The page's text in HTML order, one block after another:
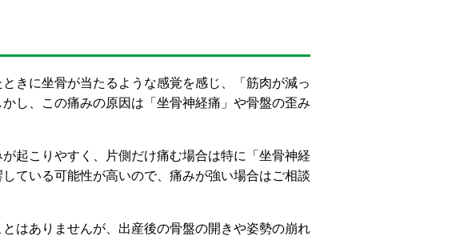
きに坐骨が当たるような感覚を感じ、「筋肉が減っ
し、この痛みの原因は「坐骨神経痛」や骨盤の歪み
起こりやすく、片側だけ痛む場合は特に「坐骨神経
ている可能性が高いので、痛みが強い場合はご相談
はありませんが、出産後の骨盤の開きや姿勢の崩れ